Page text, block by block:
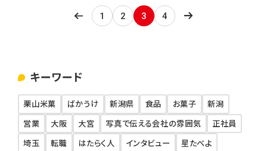
1 2 3 4
キーワード
栗山米菓 ばかうけ 新潟県 食品 お菓子
新潟
営業
大阪 大宮 写真で伝える会社の雰囲気
正社員
埼玉
転職 はたらく人 インタビュー
星たべよ